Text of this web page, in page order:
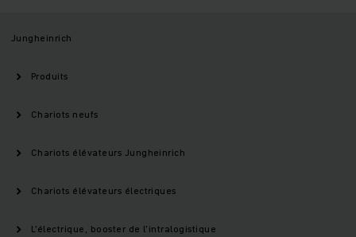
Jungheinrich
Produits
Chariots neufs
Chariots élévateurs Jungheinrich
Chariots élévateurs électriques
L'électrique, booster de l'intralogistique